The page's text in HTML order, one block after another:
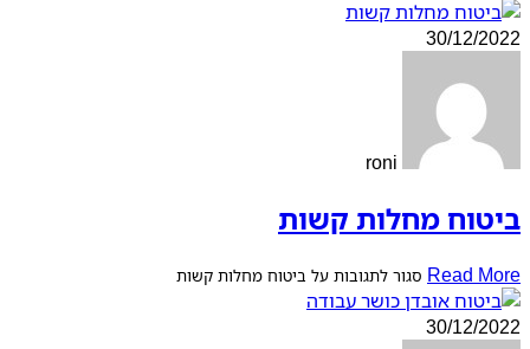
30/12/2022
ביטוח מחלות קשות
Read More סגור לתגובות על ביטוח מחלות קשות
30/12/2022